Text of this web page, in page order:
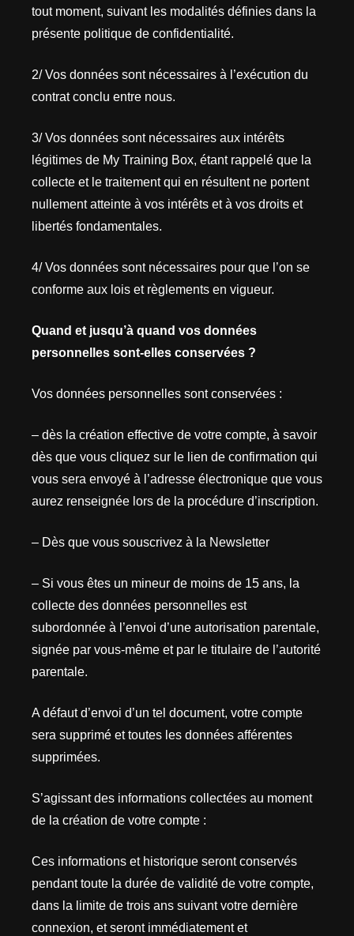
tout moment, suivant les modalités définies dans la
présente politique de confidentialité.
2/ Vos données sont nécessaires à l’exécution du
contrat conclu entre nous.
3/ Vos données sont nécessaires aux intérêts
légitimes de My Training Box, étant rappelé que la
collecte et le traitement qui en résultent ne portent
nullement atteinte à vos intérêts et à vos droits et
libertés fondamentales.
4/ Vos données sont nécessaires pour que l’on se
conforme aux lois et règlements en vigueur.
Quand et jusqu’à quand vos données
personnelles sont-elles conservées ?
Vos données personnelles sont conservées :
– dès la création effective de votre compte, à savoir
dès que vous cliquez sur le lien de confirmation qui
vous sera envoyé à l’adresse électronique que vous
aurez renseignée lors de la procédure d’inscription.
– Dès que vous souscrivez à la Newsletter
– Si vous êtes un mineur de moins de 15 ans, la
collecte des données personnelles est
subordonnée à l’envoi d’une autorisation parentale,
signée par vous-même et par le titulaire de l’autorité
parentale.
A défaut d’envoi d’un tel document, votre compte
sera supprimé et toutes les données afférentes
supprimées.
S’agissant des informations collectées au moment
de la création de votre compte :
Ces informations et historique seront conservés
pendant toute la durée de validité de votre compte,
dans la limite de trois ans suivant votre dernière
connexion, et seront immédiatement et